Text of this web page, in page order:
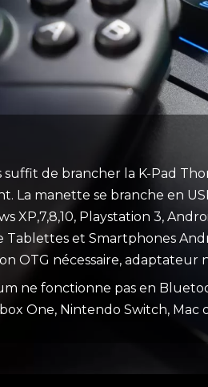
suffit de brancher la K-Pad
La manette se branche en
XP,7,8,10, Playstation 3,
et Smartphones
OTG nécessaire, adaptateur
ne fonctionne pas en
One, Nintendo Switch, Mac